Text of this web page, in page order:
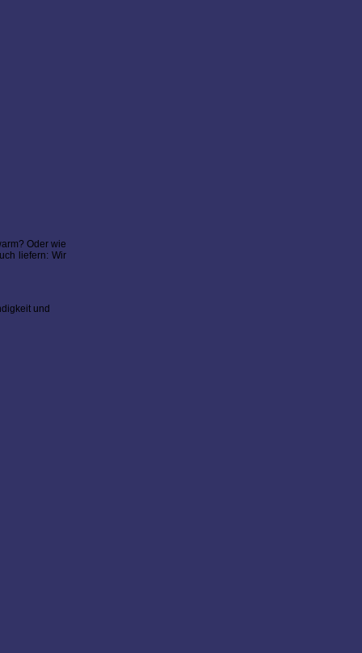
Oder wie
liefern: Wir
und